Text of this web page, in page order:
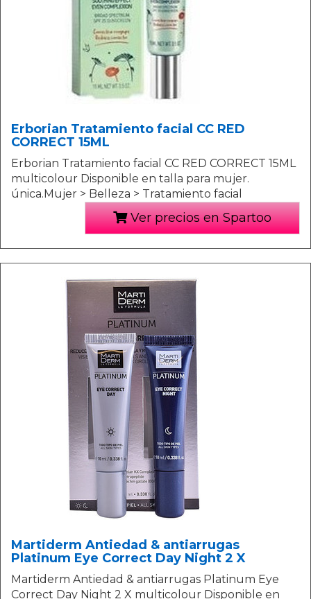
Erborian Tratamiento facial CC RED
CORRECT 15ML
Erborian Tratamiento facial CC RED CORRECT 15ML
multicolour Disponible en talla para mujer.
única.Mujer > Belleza > Tratamiento facial
Ver precios en Spartoo
Martiderm Antiedad & antiarrugas
Platinum Eye Correct Day Night 2 X
Martiderm Antiedad & antiarrugas Platinum Eye
Correct Day Night 2 X multicolour Disponible en